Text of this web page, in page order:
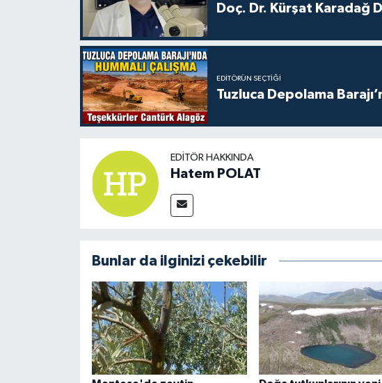
Doç. Dr. Kürşat Karadağ
EDITÖRÜN SEÇTIĞI
Tuzluca Depolama
EDITÖR HAKKINDA
Hatem POLAT
Bunlar da ilginizi çekebilir